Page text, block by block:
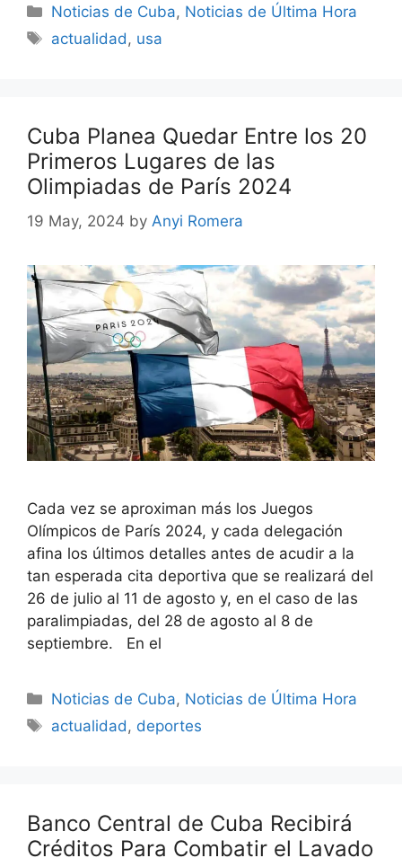
Categories
Noticias de Cuba, Noticias de Última Hora
Tags
actualidad, usa
Cuba Planea Quedar Entre los 20
Primeros Lugares de las
Olimpiadas de París 2024
19 May, 2024 by Anyi Romera
Cada vez se aproximan más los Juegos
Olímpicos de París 2024, y cada delegación
afina los últimos detalles antes de acudir a la
tan esperada cita deportiva que se realizará del
26 de julio al 11 de agosto y, en el caso de las
paralimpiadas, del 28 de agosto al 8 de
septiembre. En el
Categories
Noticias de Cuba, Noticias de Última Hora
Tags
actualidad , deportes
Banco Central de Cuba Recibirá
Créditos Para Combatir el Lavado